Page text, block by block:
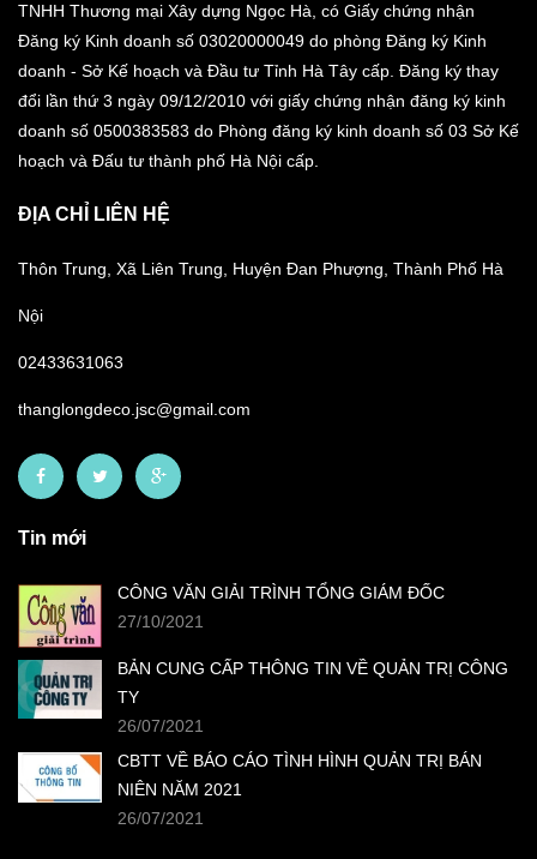
TNHH Thương mại Xây dựng Ngọc Hà, có Giấy chứng nhận
Đăng ký Kinh doanh số 03020000049 do phòng Đăng ký Kinh
doanh - Sở Kế hoạch và Đầu tư Tỉnh Hà Tây cấp. Đăng ký thay
đổi lần thứ 3 ngày 09/12/2010 với giấy chứng nhận đăng ký kinh
doanh số 0500383583 do Phòng đăng ký kinh doanh số 03 Sở Kế
hoạch và Đấu tư thành phố Hà Nội cấp.
ĐỊA CHỈ LIÊN HỆ
Thôn Trung, Xã Liên Trung, Huyện Đan Phượng, Thành Phố Hà
Nội
02433631063
thanglongdeco.jsc@gmail.com
Tin mới
CÔNG VĂN GIẢI TRÌNH TỔNG GIÁM ĐỐC
27/10/2021
BẢN CUNG CẤP THÔNG TIN VỀ QUẢN TRỊ CÔNG
TY
26/07/2021
CBTT VỀ BÁO CÁO TÌNH HÌNH QUẢN TRỊ BÁN
NIÊN NĂM 2021
26/07/2021